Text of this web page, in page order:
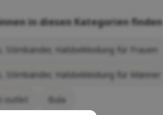
in diesen Kategorien finden
Stirnbänder, Halsbekleidung für Frauen
Stirnbänder, Halsbekleidung für Männer
outlet Bula